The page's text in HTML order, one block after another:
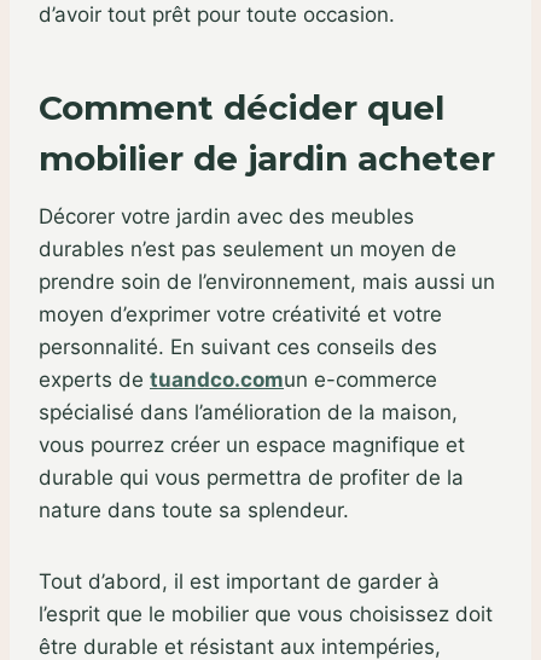
d’avoir tout prêt pour toute occasion.
Comment décider quel
mobilier de jardin acheter
Décorer votre jardin avec des meubles
durables n’est pas seulement un moyen de
prendre soin de l’environnement, mais aussi un
moyen d’exprimer votre créativité et votre
personnalité. En suivant ces conseils des
experts de tuandco.comun e-commerce
spécialisé dans l’amélioration de la maison,
vous pourrez créer un espace magnifique et
durable qui vous permettra de profiter de la
nature dans toute sa splendeur.
Tout d’abord, il est important de garder à
l’esprit que le mobilier que vous choisissez doit
être durable et résistant aux intempéries,